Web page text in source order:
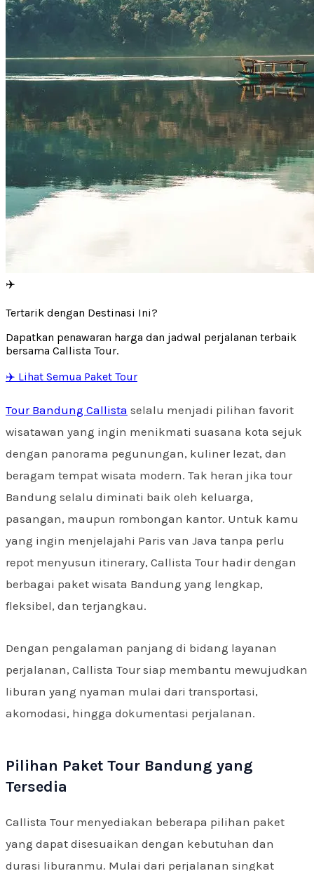
✈️
Tertarik dengan Destinasi Ini?
Dapatkan penawaran harga dan jadwal perjalanan terbaik
bersama Callista Tour.
✈️ Lihat Semua Paket Tour
Tour Bandung Callista selalu menjadi pilihan favorit
wisatawan yang ingin menikmati suasana kota sejuk
dengan panorama pegunungan, kuliner lezat, dan
beragam tempat wisata modern. Tak heran jika tour
Bandung selalu diminati baik oleh keluarga,
pasangan, maupun rombongan kantor. Untuk kamu
yang ingin menjelajahi Paris van Java tanpa perlu
repot menyusun itinerary, Callista Tour hadir dengan
berbagai paket wisata Bandung yang lengkap,
fleksibel, dan terjangkau.
Dengan pengalaman panjang di bidang layanan
perjalanan, Callista Tour siap membantu mewujudkan
liburan yang nyaman mulai dari transportasi,
akomodasi, hingga dokumentasi perjalanan.
Pilihan Paket Tour Bandung yang
Tersedia
Callista Tour menyediakan beberapa pilihan paket
yang dapat disesuaikan dengan kebutuhan dan
durasi liburanmu. Mulai dari perjalanan singkat